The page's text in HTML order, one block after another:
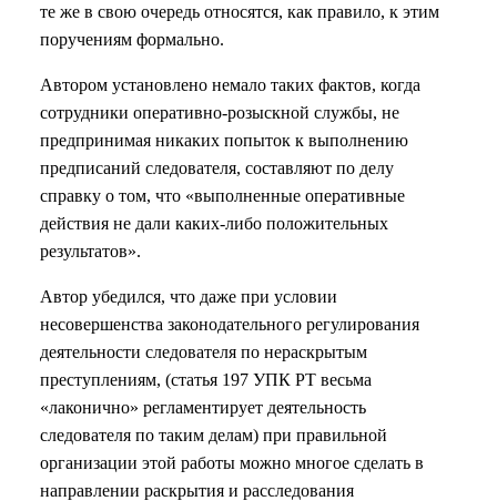
те же в свою очередь относятся, как правило, к этим
поручениям формально.
Автором установлено немало таких фактов, когда
сотрудники оперативно-розыскной службы, не
предпринимая никаких попыток к выполнению
предписаний следователя, составляют по делу
справку о том, что «выполненные оперативные
действия не дали каких-либо положительных
результатов».
Автор убедился, что даже при условии
несовершенства законодательного регулирования
деятельности следователя по нераскрытым
преступлениям, (статья 197 УПК РТ весьма
«лаконично» регламентирует деятельность
следователя по таким делам) при правильной
организации этой работы можно многое сделать в
направлении раскрытия и расследования